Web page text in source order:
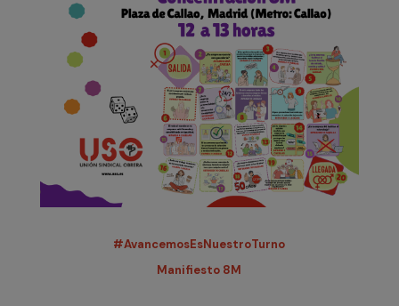
#AvancemosEsNuestroTurno
Manifiesto 8M